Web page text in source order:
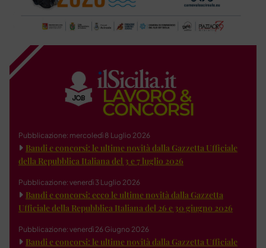
Pubblicazione: mercoledì 8 Luglio 2026
Bandi e concorsi: le ultime novità dalla Gazzetta Ufficiale
della Repubblica Italiana del 3 e 7 luglio 2026
Pubblicazione: venerdì 3 Luglio 2026
Bandi e concorsi: ecco le ultime novità dalla Gazzetta
Ufficiale della Repubblica Italiana del 26 e 30 giugno 2026
Pubblicazione: venerdì 26 Giugno 2026
Bandi e concorsi: le ultime novità dalla Gazzetta Ufficiale